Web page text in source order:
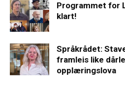
Programmet for
klart!
Språkrådet:
framleis like
opplæringslova